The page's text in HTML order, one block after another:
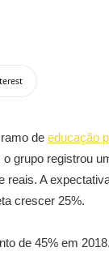
de educação
grupo registrou
reais. A
crescer 25%.
de 45% em